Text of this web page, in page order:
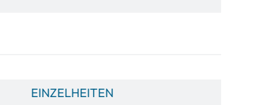
EINZELHEITEN